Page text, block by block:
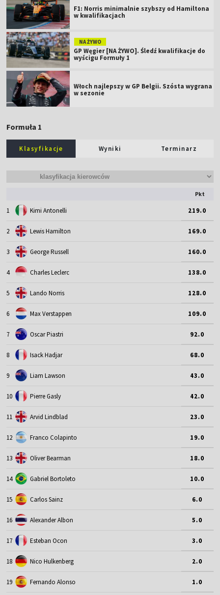
F1: Norris minimalnie szybszy od Hamiltona
w kwalifikacjach
NA ŻYWO
GP Węgier [NA ŻYWO]. Śledź kwalifikacje do
wyścigu Formuły 1
Włoch najlepszy w GP Belgii. Szósta wygrana
w sezonie
Formuła 1
Klasyfikacje Wyniki Terminarz
Pkt
1 Kimi Antonelli 219.0
2 Lewis Hamilton 169.0
3 George Russell 160.0
4 Charles Leclerc 138.0
5 Lando Norris 128.0
6 Max Verstappen 109.0
7 Oscar Piastri 92.0
8 Isack Hadjar 68.0
9 Liam Lawson 43.0
10 Pierre Gasly 42.0
11 Arvid Lindblad 23.0
12 Franco Colapinto 19.0
13 Oliver Bearman 18.0
14 Gabriel Bortoleto 10.0
15 Carlos Sainz 6.0
16 Alexander Albon 5.0
17 Esteban Ocon 3.0
18 Nico Hulkenberg 2.0
19 Fernando Alonso 1.0